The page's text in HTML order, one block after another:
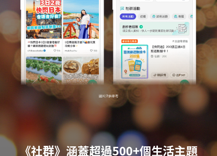
《社群》涵蓋超過500+個生活主題